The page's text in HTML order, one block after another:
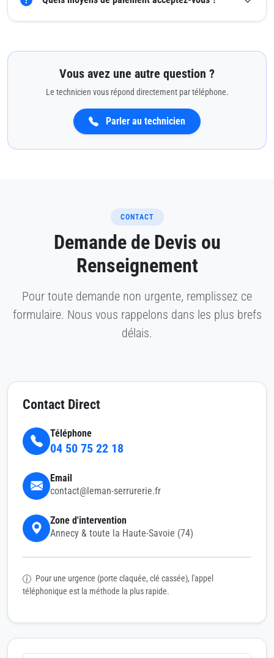
Vous avez une autre question ?
Le technicien vous répond directement par téléphone.
Parler au technicien
CONTACT
Demande de Devis ou
Renseignement
Pour toute demande non urgente, remplissez ce
formulaire. Nous vous rappelons dans les plus brefs
délais.
Contact Direct
Téléphone
04 50 75 22 18
Email
contact@leman-serrurerie.fr
Zone d'intervention
Annecy & toute la Haute-Savoie (74)
Pour une urgence (porte claquée, clé cassée), l'appel
téléphonique est la méthode la plus rapide.